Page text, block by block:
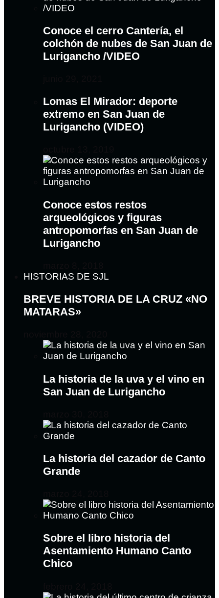
Conoce el cerro Cantería, el
colchón de nubes de San Juan de
Lurigancho /VIDEO
Lomas El Mirador: deporte
extremo en San Juan de
Lurigancho (VIDEO)
Conoce estos restos
arqueológicos y figuras
antropomorfas en San Juan de
Lurigancho
HISTORIAS DE SJL
BREVE HISTORIA DE LA CRUZ «NO
MATARAS»
La historia de la uva y el vino en
San Juan de Lurigancho
La historia del cazador de Canto
Grande
Sobre el libro historia del
Asentamiento Humano Canto
Chico